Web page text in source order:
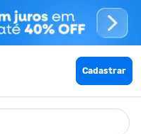
Cadastrar